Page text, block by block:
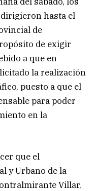
hasta el
de
de exigir
a que en
la realización
puesto a que el
para poder
en la
que el
y Urbano de la
Villar,